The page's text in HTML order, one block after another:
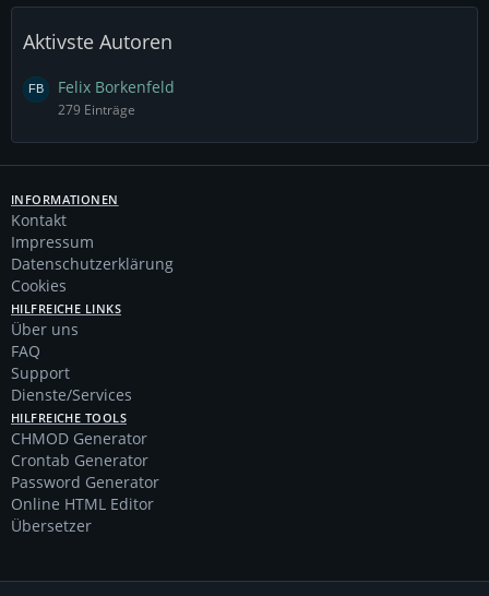
Aktivste Autoren
Felix Borkenfeld
279 Einträge
INFORMATIONEN
Kontakt
Impressum
Datenschutzerklärung
Cookies
HILFREICHE LINKS
Über uns
FAQ
Support
Dienste/Services
HILFREICHE TOOLS
CHMOD Generator
Crontab Generator
Password Generator
Online HTML Editor
Übersetzer